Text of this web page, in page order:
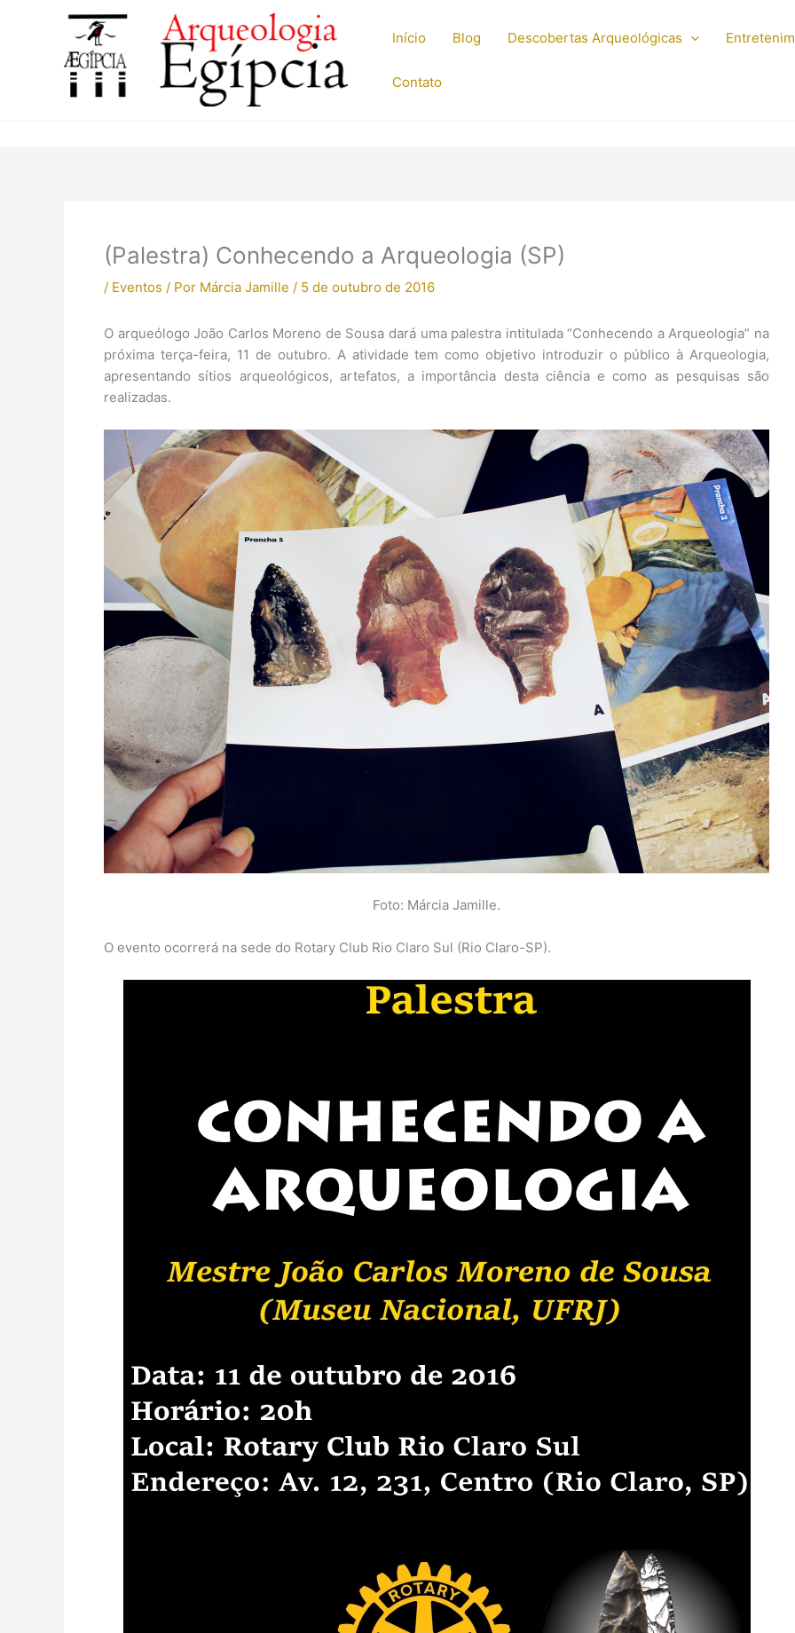
Início Blog Descobertas Arqueológicas
Contato
(Palestra) Conhecendo a Arqueologia (SP)
/ Eventos / Por Márcia Jamille / 5 de outubro de 2016
O arqueólogo João Carlos Moreno de Sousa dará uma palestra intitulada “Conhecendo a Arqueologia” na
próxima terça-feira, 11 de outubro. A atividade tem como objetivo introduzir o público à Arqueologia,
apresentando sítios arqueológicos, artefatos, a importância desta ciência e como as pesquisas são
realizadas.
Foto: Márcia Jamille.
O evento ocorrerá na sede do Rotary Club Rio Claro Sul (Rio Claro-SP).